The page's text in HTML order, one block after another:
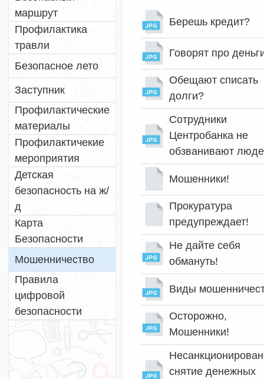
маршрут
Профилактика
травли
Безопасное лето
Заступник
Профилактические
материалы
Профилактичекие
мероприятия
Детская
безопасность на ж/
д
Карта
Безопасности
Мошенничество
Правила
цифровой
безопасности
Берешь кредит?
Говорят про
Обещают списать
долги?
Сотрудники
Центробанка не
обзванивают
Мошенники!
Прокуратура
предупреждает!
Не дайте себя
обмануть!
Виды
Осторожно,
Мошенники!
снятие денежных